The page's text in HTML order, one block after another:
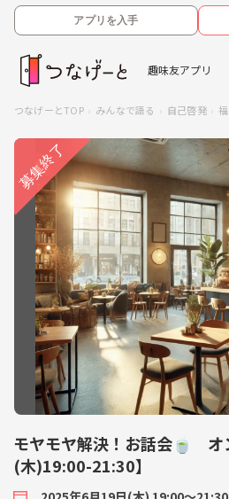
アプリを入手
趣味友アプリ
つなげーとTOP みんなで語る 自己啓発
モヤモヤ解決！お話会🍵 オ
(木)19:00-21:30】